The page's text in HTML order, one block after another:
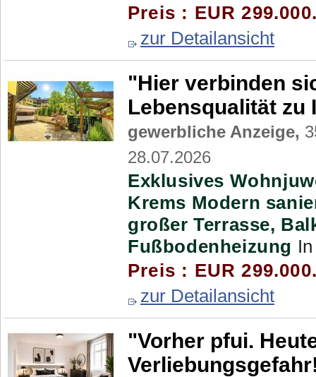
Preis : EUR
zur Detailansicht
"Hier verbinden
Lebensqualität zu
gewerbliche Anzeige,
28.07.2026
Exklusives
Krems Modern
großer Terrasse,
Fußbodenheizung
Preis : EUR
zur Detailansicht
"Vorher pfui.